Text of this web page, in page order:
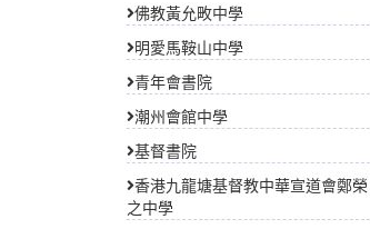
佛教黃允畋中學
明愛馬鞍山中學
青年會書院
潮州會館中學
基督書院
香港九龍塘基督教中華宣道會鄭榮
之中學